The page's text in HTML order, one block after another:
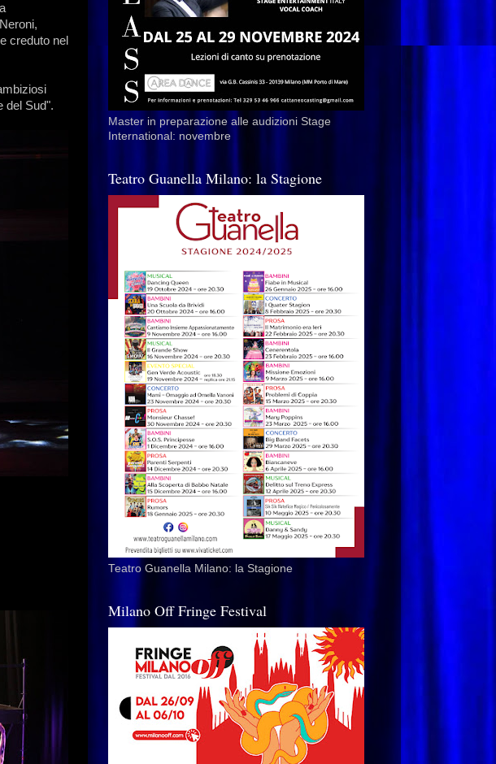
creduto nel
del Sud".
Master in preparazione alle audizioni Stage
International: novembre
Teatro Guanella Milano: la Stagione
Teatro Guanella Milano: la Stagione
Milano Off Fringe Festival